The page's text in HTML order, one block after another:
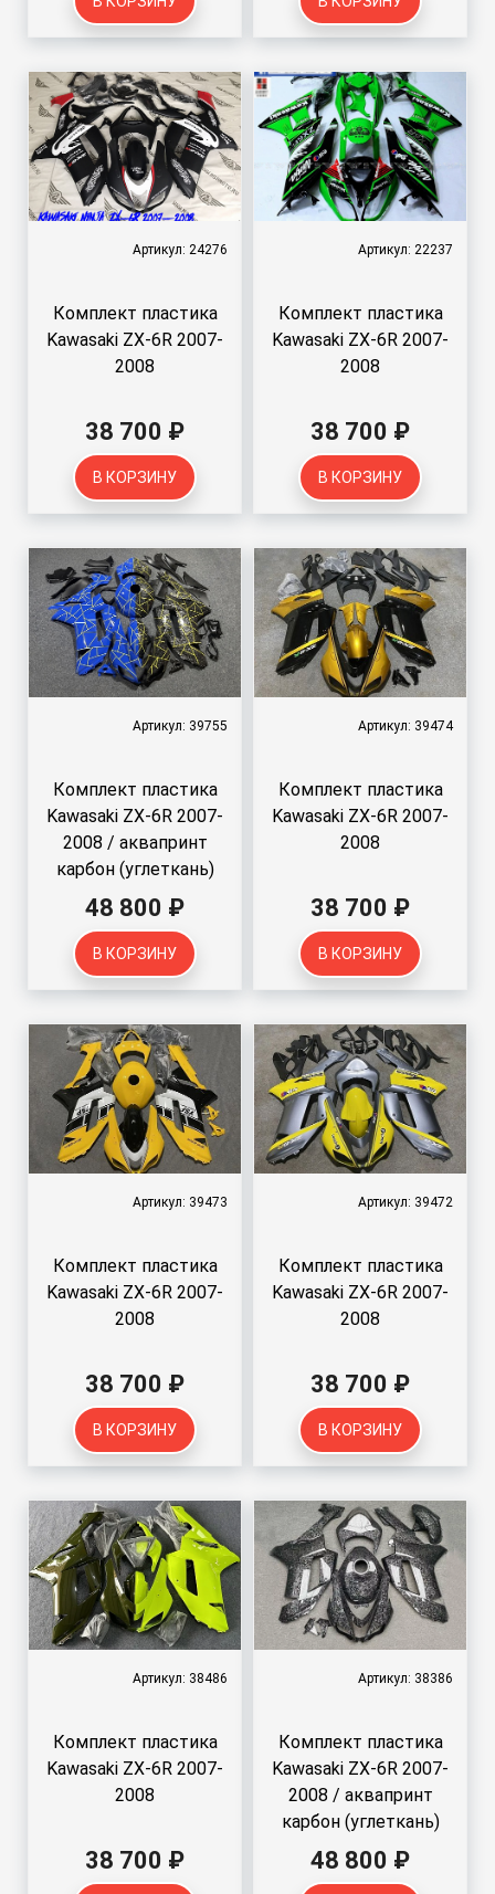
Артикул: 24276
Комплект пластика
Kawasaki ZX-6R 2007-
2008
38 700 ₽
В КОРЗИНУ
Артикул: 22237
Комплект пластика
Kawasaki ZX-6R 2007-
2008
38 700 ₽
В КОРЗИНУ
Артикул: 39755
Комплект пластика
Kawasaki ZX-6R 2007-
2008 / аквапринт
карбон (углеткань)
48 800 ₽
В КОРЗИНУ
Артикул: 39474
Комплект пластика
Kawasaki ZX-6R 2007-
2008
38 700 ₽
В КОРЗИНУ
Артикул: 39473
Комплект пластика
Kawasaki ZX-6R 2007-
2008
38 700 ₽
В КОРЗИНУ
Артикул: 39472
Комплект пластика
Kawasaki ZX-6R 2007-
2008
38 700 ₽
В КОРЗИНУ
Артикул: 38486
Комплект пластика
Kawasaki ZX-6R 2007-
2008
38 700 ₽
Артикул: 38386
Комплект пластика
Kawasaki ZX-6R 2007-
2008 / аквапринт
карбон (углеткань)
48 800 ₽